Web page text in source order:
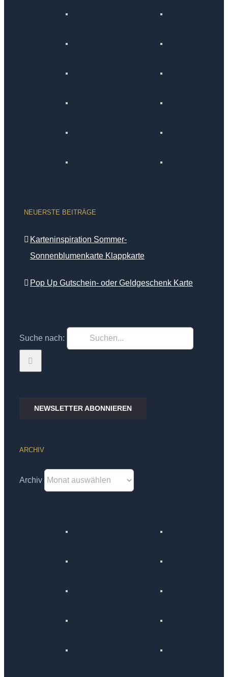
NEUERSTE BEITRÄGE
Karteninspiration Sommer-
Sonnenblumenkarte Klappkarte
Pop Up Gutschein- oder Geldgeschenk Karte
Suche nach:
NEWSLETTER ABONNIEREN
ARCHIV
Archiv